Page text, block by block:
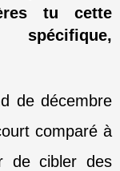
tu cette
de décembre
comparé à
de cibler des